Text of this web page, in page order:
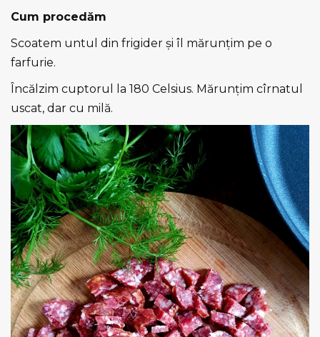
Cum procedăm
Scoatem untul din frigider și îl mărunțim pe o
farfurie.
Încălzim cuptorul la 180 Celsius. Mărunțim cîrnatul
uscat, dar cu milă.